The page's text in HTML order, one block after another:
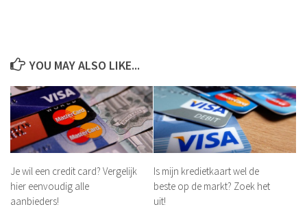
YOU MAY ALSO LIKE...
Je wil een credit card? Vergelijk
hier eenvoudig alle
aanbieders!
Is mijn kredietkaart wel de
beste op de markt? Zoek het
uit!